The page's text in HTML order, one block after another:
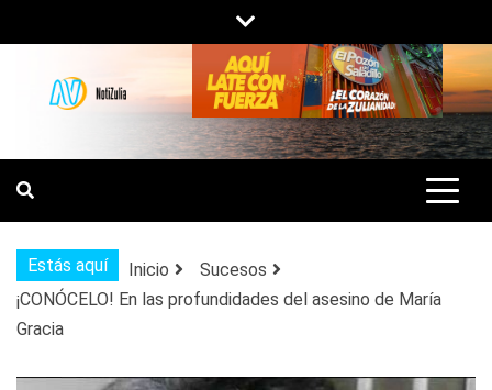
al
contenido
NOTIZULIA
NOTICIAS DEL ZULIA, VENEZUELA Y
DE INTERÉS GENERAL.
Estás aquí Inicio
Sucesos
¡CONÓCELO! En las profundidades del asesino de María
Gracia